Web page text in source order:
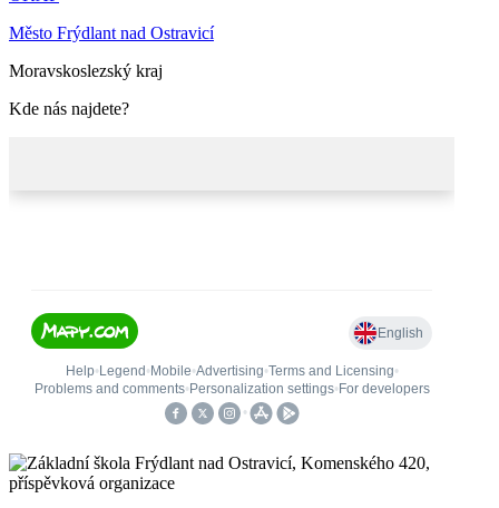
Město Frýdlant nad Ostravicí
Moravskoslezský kraj
Kde nás najdete?